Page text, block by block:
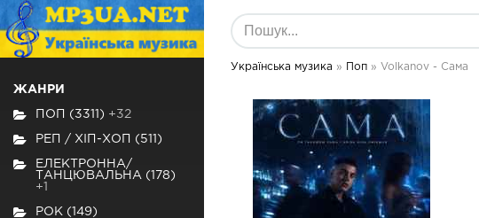
Українська музика » Поп » Volkanov - Сама
ЖАНРИ
ПОП (3311) +32
РЕП / ХІП-ХОП (511)
ЕЛЕКТРОННА/
ТАНЦЮВАЛЬНА (178)
+1
РОК (149)